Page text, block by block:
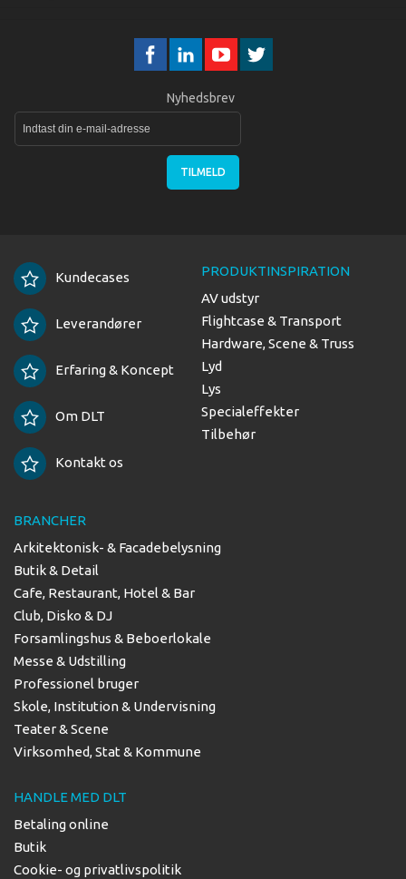
Nyhedsbrev
TILMELD
Kundecases
Leverandører
Erfaring & Koncept
Om DLT
Kontakt os
PRODUKTINSPIRATION
AV udstyr
Flightcase & Transport
Hardware, Scene & Truss
Lyd
Lys
Specialeffekter
Tilbehør
BRANCHER
Arkitektonisk- & Facadebelysning
Butik & Detail
Cafe, Restaurant, Hotel & Bar
Club, Disko & DJ
Forsamlingshus & Beboerlokale
Messe & Udstilling
Professionel bruger
Skole, Institution & Undervisning
Teater & Scene
Virksomhed, Stat & Kommune
HANDLE MED DLT
Betaling online
Butik
Cookie- og privatlivspolitik